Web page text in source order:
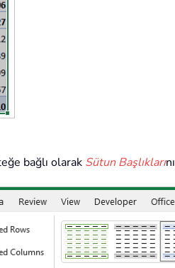
bağlı olarak Sütun Başlıklarını